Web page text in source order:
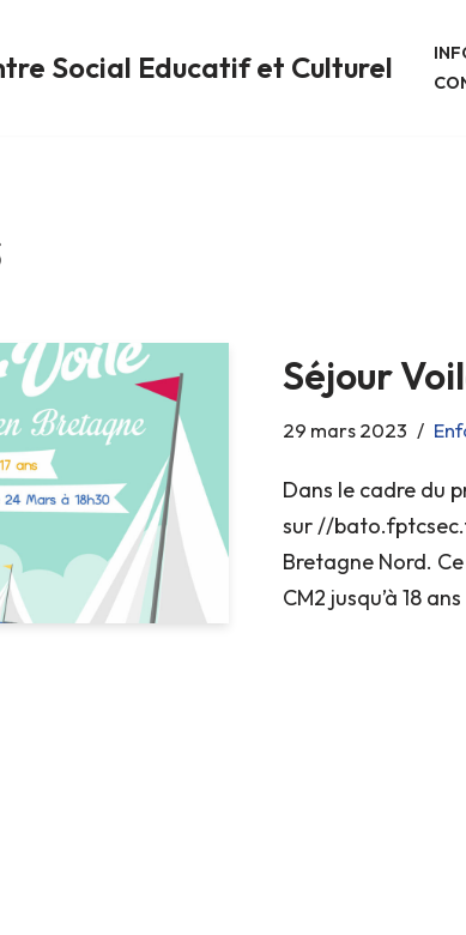
Social Educatif et Culturel
Séjour
29 mars 2023
Dans le cadre du
sur //
Bretagne Nord.
CM2 jusqu’à 18